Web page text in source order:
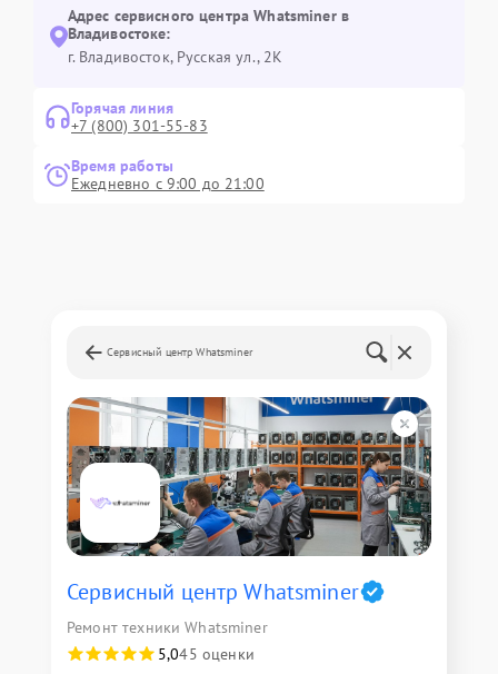
Адрес сервисного центра Whatsminer в
Владивостоке:
г. Владивосток, Русская ул., 2К
Горячая линия
+7 (800) 301-55-83
Время работы
Ежедневно с 9:00 до 21:00
Сервисный центр Whatsminer
Сервисный центр Whatsminer
Ремонт техники Whatsminer
5,045 оценки